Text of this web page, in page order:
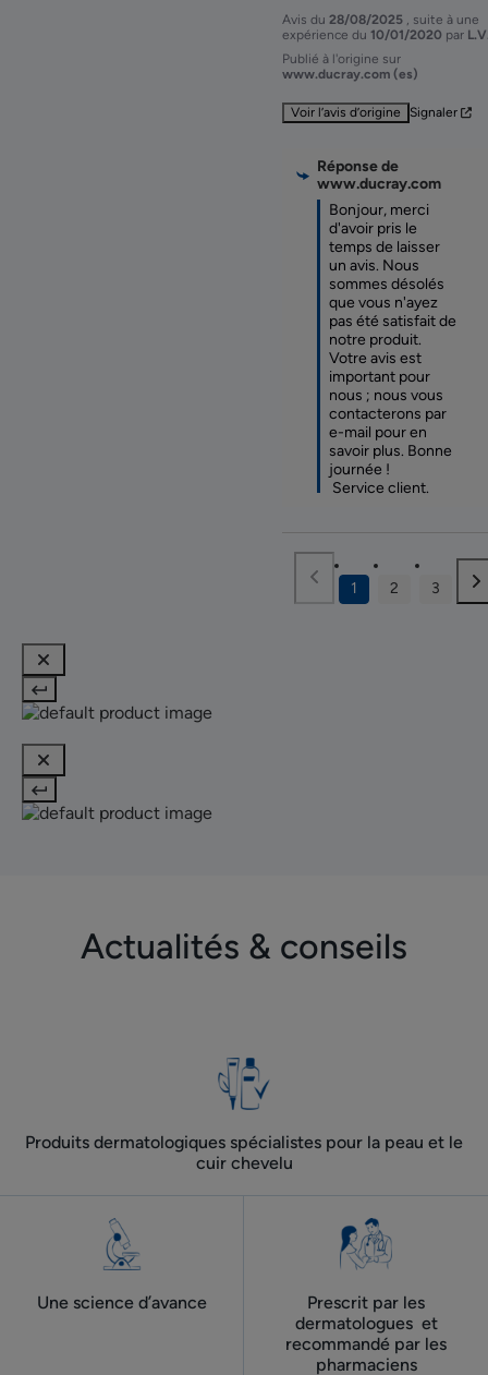
Avis du 28/08/2025
, suite à une
expérience du 10/01/2020 par
Publié à l'origine sur
www.ducray.com (es)
Voir l’avis d’origine Signaler
Réponse de
www.ducray.com
Bonjour, merci
d'avoir pris le
temps de laisser
un avis. Nous
sommes désolés
que vous n'ayez
pas été satisfait de
notre produit.
Votre avis est
important pour
nous ; nous vous
contacterons par
e-mail pour en
savoir plus. Bonne
journée !
Service client.
1 2 3
Actualités & conseils
Produits dermatologiques spécialistes pour la peau et le
cuir chevelu
Une science d’avance
Prescrit par les
dermatologues ​ et
recommandé par les
pharmaciens